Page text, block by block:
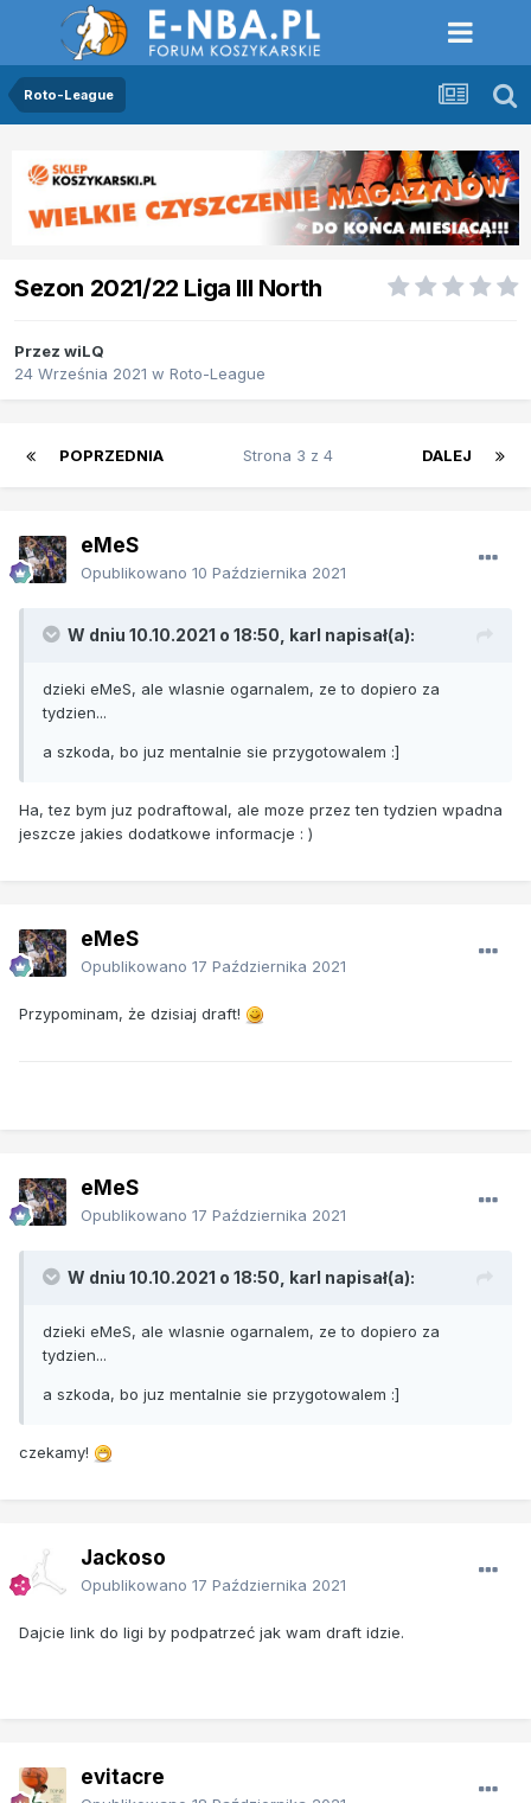
Roto-League
Sezon 2021/22 Liga III North
Przez wiLQ
24 Września 2021 w Roto-League
POPRZEDNIA DALEJ
Strona 3 z 4
eMeS
Opublikowano 10 Października 2021
W dniu 10.10.2021 o 18:50, karl napisał(a):
dzieki eMeS, ale wlasnie ogarnalem, ze to dopiero za
tydzien...
a szkoda, bo juz mentalnie sie przygotowalem :]
Ha, tez bym juz podraftowal, ale moze przez ten tydzien wpadna
jeszcze jakies dodatkowe informacje : )
eMeS
Opublikowano 17 Października 2021
Przypominam, że dzisiaj draft!
eMeS
Opublikowano 17 Października 2021
W dniu 10.10.2021 o 18:50, karl napisał(a):
dzieki eMeS, ale wlasnie ogarnalem, ze to dopiero za
tydzien...
a szkoda, bo juz mentalnie sie przygotowalem :]
czekamy!
Jackoso
Opublikowano 17 Października 2021
Dajcie link do ligi by podpatrzeć jak wam draft idzie.
evitacre